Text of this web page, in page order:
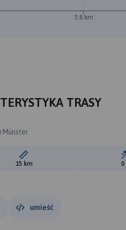
3.8 km
TRASY
Münster
Długość trasy:
15 km 0
umieść